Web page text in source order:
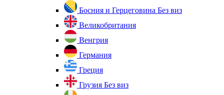
Босния и Герцеговина Без виз
Великобритания
Венгрия
Германия
Греция
Грузия Без виз